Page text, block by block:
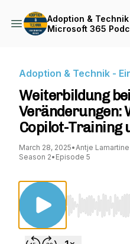
Adoption & Technik
Microsoft 365
Adoption & Technik -
Weiterbildung
Veränderungen:
Copilot-Training
March 28, 2025•Antje
Season 2• Episode 5
Use Left/